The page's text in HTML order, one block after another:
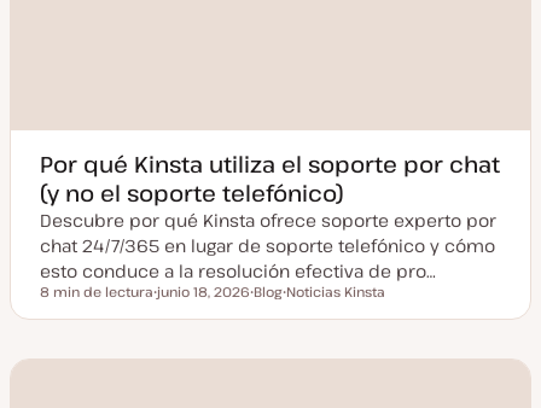
Por qué Kinsta utiliza el soporte por chat
(y no el soporte telefónico)
Descubre por qué Kinsta ofrece soporte experto por
chat 24/7/365 en lugar de soporte telefónico y cómo
esto conduce a la resolución efectiva de pro…
Tiempo de lectura
8 min de lectura
e
h
junio 18, 2026
i
o
Blog
e
a
Noticias Kinsta